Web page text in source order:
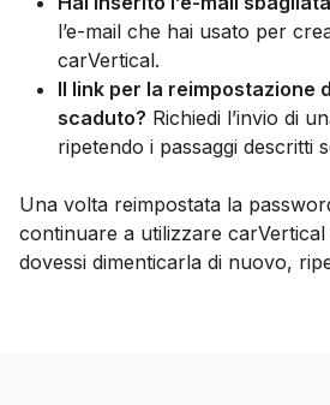
l’e-mail che hai usato per
carVertical.
Il link per la reimpostazione
scaduto? Richiedi l’invio di
ripetendo i passaggi descritti
Una volta reimpostata la
continuare a utilizzare
dovessi dimenticarla di nuovo,